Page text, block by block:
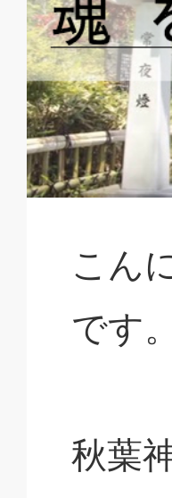
こん
です。
秋葉